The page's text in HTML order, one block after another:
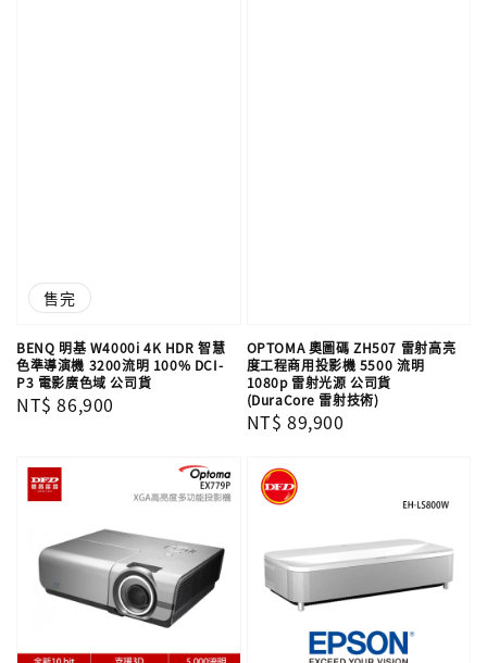
售完
BENQ 明基 W4000i 4K HDR 智慧
色準導演機 3200流明 100% DCI-
P3 電影廣色域 公司貨
Regular
NT$ 86,900
OPTOMA 奧圖碼 ZH507 雷射高亮
度工程商用投影機 5500 流明
1080p 雷射光源 公司貨
(DuraCore 雷射技術)
Regular
NT$ 89,900